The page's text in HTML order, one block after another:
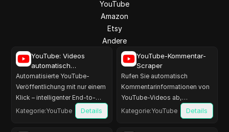
YouTube
Amazon
Etsy
Andere
YouTube: Videos
automatisch
veröffentlichen
Automatisierte YouTube-
Veröffentlichung mit nur einem
Klick – intelligenter End-to-
End-Workflow vom Upload
bis zur Veröffentlichung, der
Kategorie:YouTube Details
YouTube-Kommentar-
Scraper
Rufen Sie automatisch
Kommentarinformationen von
YouTube-Videos ab,
einschließlich Benutzername,
Kommentarinhalt und Anzahl
Kategorie:YouTube Details